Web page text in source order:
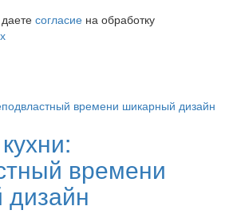
согласие на обработку
времени